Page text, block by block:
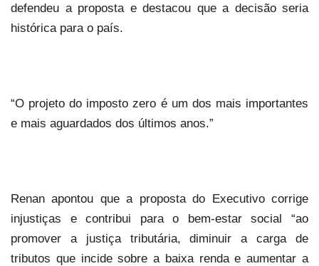
defendeu a proposta e destacou que a decisão seria
histórica para o país.
“O projeto do imposto zero é um dos mais importantes
e mais aguardados dos últimos anos.”
Renan apontou que a proposta do Executivo corrige
injustiças e contribui para o bem-estar social “ao
promover a justiça tributária, diminuir a carga de
tributos que incide sobre a baixa renda e aumentar a